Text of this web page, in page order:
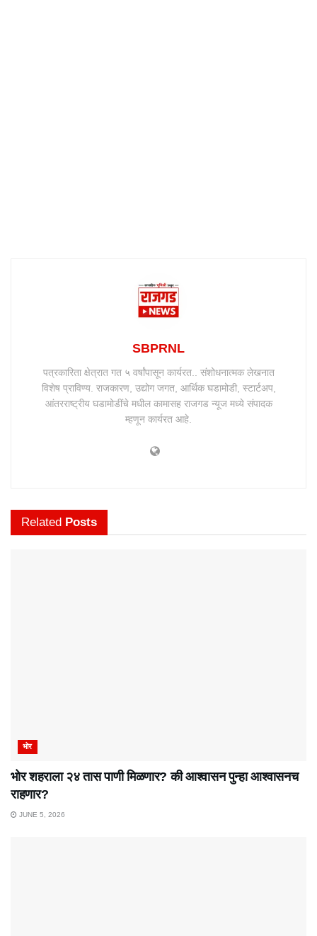
SBPRNL
पत्रकारिता क्षेत्रात गत ५ वर्षांपासून कार्यरत.. संशोधनात्मक लेखनात
विशेष प्राविण्य. राजकारण, उद्योग जगत, आर्थिक घडामोडी, स्टार्टअप,
आंतरराष्ट्रीय घडामोडींचे मधील कामासह राजगड न्यूज मध्ये संपादक
म्हणून कार्यरत आहे.
Related Posts
भोर
भोर शहराला २४ तास पाणी मिळणार? की आश्वासन पुन्हा आश्वासनच
राहणार?
JUNE 5, 2026